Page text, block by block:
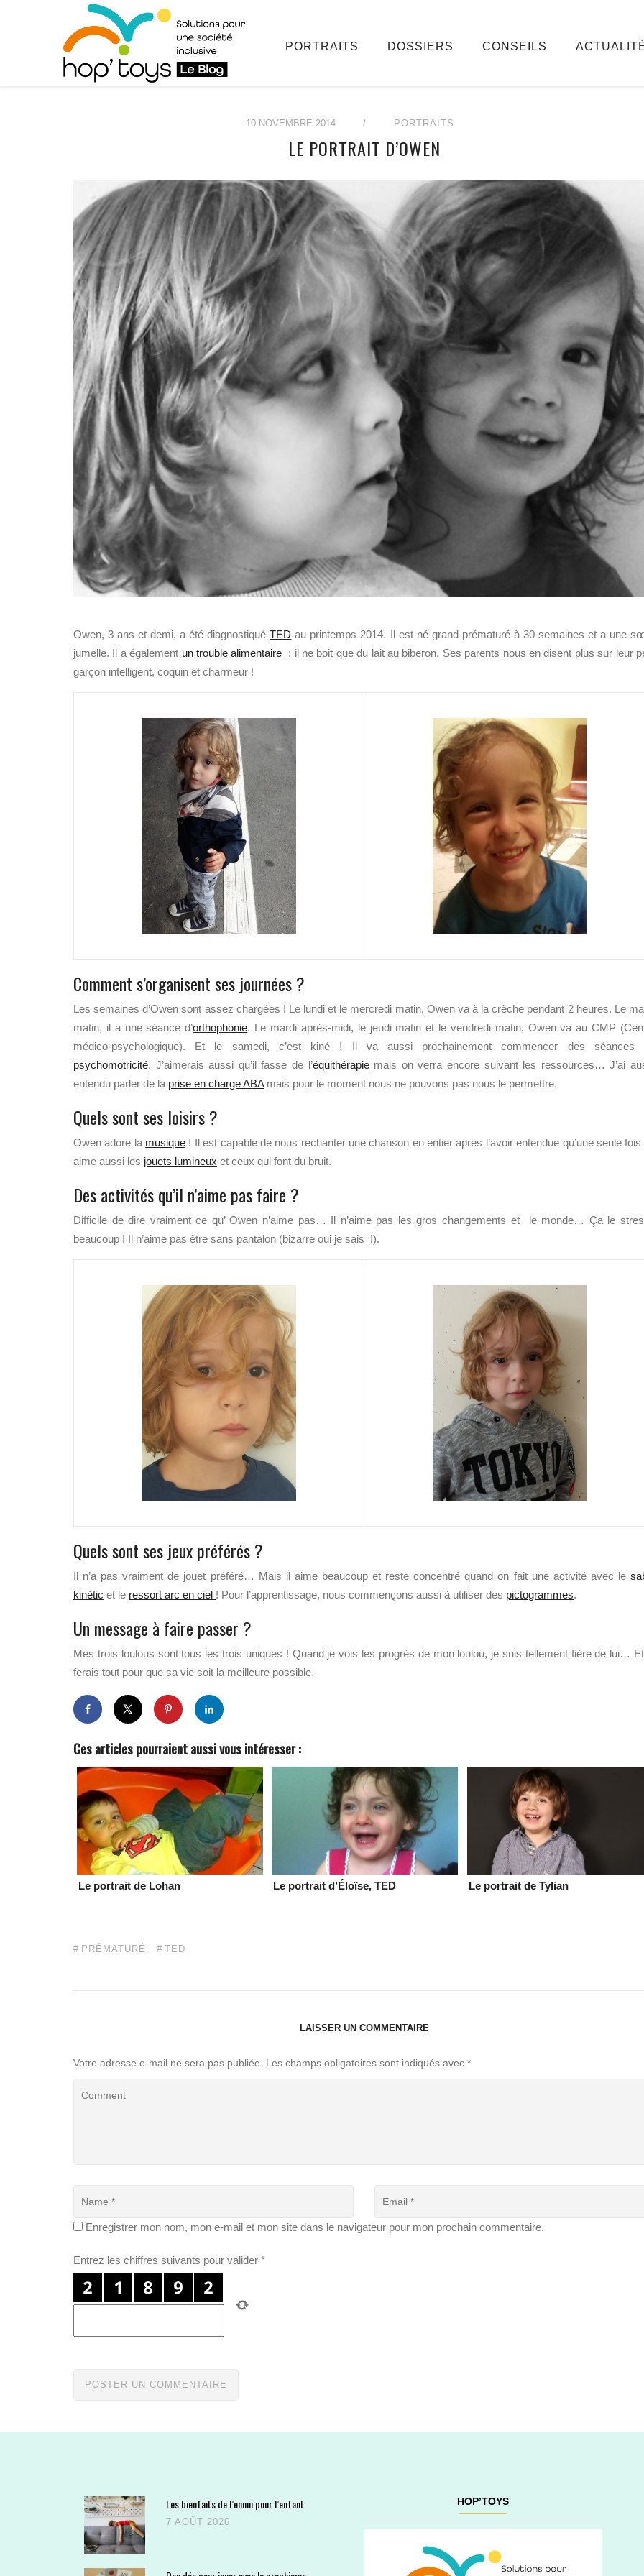
PORTRAITS DOSSIERS CONSEILS
10 NOVEMBRE 2014 / PORTRAITS
LE PORTRAIT D’OWEN
Owen, 3 ans et demi, a été diagnostiquéTED au printemps 2014. Il est né grand prématuré à 30 semaines et a une
jumelle. Il a également un trouble alimentaire ; il ne boit que du lait au biberon. Ses parents nous en disent plus sur leur
garçon intelligent, coquin et charmeur !
Comment s’organisent ses journées ?
Les semaines d’Owen sont assez chargées ! Le lundi et le mercredi matin, Owen va à la crèche pendant 2 heures. Le
matin, il a une séance d’orthophonie. Le mardi après-midi, le jeudi matin et le vendredi matin, Owen va au CMP
médico-psychologique). Et le samedi, c’est kiné ! Il va aussi prochainement commencer des séances
psychomotricité. J’aimerais aussi qu’il fasse de l’équithérapiemais on verra encore suivant les ressources… J’ai
entendu parler de la prise en charge ABAmais pour le moment nous ne pouvons pas nous le permettre.
Quels sont ses loisirs ?
Owen adore la musique ! Il est capable de nous rechanter une chanson en entier après l’avoir entendue qu’une seule fois
aime aussi les jouets lumineux et ceux qui font du bruit.
Des activités qu’il n’aime pas faire ?
Difficile de dire vraiment ce qu’ Owen n’aime pas… Il n’aime pas les gros changements et le monde… Ça le
beaucoup ! Il n’aime pas être sans pantalon (bizarre oui je sais !).
Quels sont ses jeux préférés ?
Il n’a pas vraiment de jouet préféré… Mais il aime beaucoup et reste concentré quand on fait une activité avec le
kinétic et le ressort arc en ciel ! Pour l’apprentissage, nous commençons aussi à utiliser des pictogrammes.
Un message à faire passer ?
Mes trois loulous sont tous les trois uniques ! Quand je vois les progrès de mon loulou, je suis tellement fière de lui…
ferais tout pour que sa vie soit la meilleure possible.
Ces articles pourraient aussi vous intéresser :
Le portrait de Lohan Le portrait d’Éloïse, TED Le portrait de Tylian
PRÉMATURÉ TED
LAISSER UN COMMENTAIRE
Votre adresse e-mail ne sera pas publiée. Les champs obligatoires sont indiqués avec *
Enregistrer mon nom, mon e-mail et mon site dans le navigateur pour mon prochain commentaire.
Entrez les chiffres suivants pour valider *
Les bienfaits de l’ennui pour l’enfant
7 AOÛT 2026
HOP’TOYS